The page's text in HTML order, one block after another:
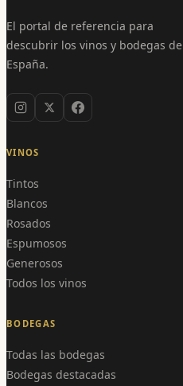
El portal de referencia para
descubrir los vinos y bodegas de
España.
VINOS
Tintos
Blancos
Rosados
Espumosos
Generosos
Todos los vinos
BODEGAS
Todas las bodegas
Bodegas destacadas